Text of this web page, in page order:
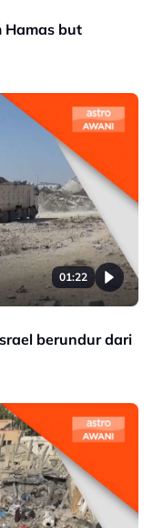
Hamas but
01:22
berundur dari